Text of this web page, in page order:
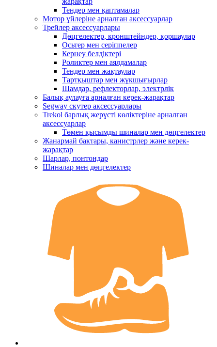
Тендер мен қаптамалар
Мотор үйлеріне арналған аксессуарлар
Трейлер аксессуарлары
Дөңгелектер, кронштейндер, қоршаулар
Осьтер мен серіппелер
Кернеу белдіктері
Роликтер мен аялдамалар
Тендер мен жақтаулар
Тартқыштар мен жүкшығырлар
Шамдар, рефлекторлар, электрлік
Балық аулауға арналған керек-жарақтар
Segway скутер аксессуарлары
Trekol барлық жерүсті көліктеріне арналған
аксессуарлар
Төмен қысымды шиналар мен дөңгелектер
Жанармай бактары, канистрлер және керек-
жарақтар
Шарлар, понтондар
Шиналар мен дөңгелектер